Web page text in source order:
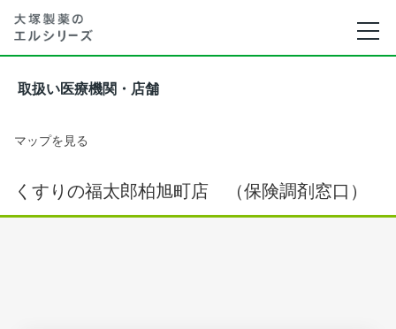
取扱い医療機関・店舗
マップを見る
くすりの福太郎柏旭町店 （保険調剤窓口）